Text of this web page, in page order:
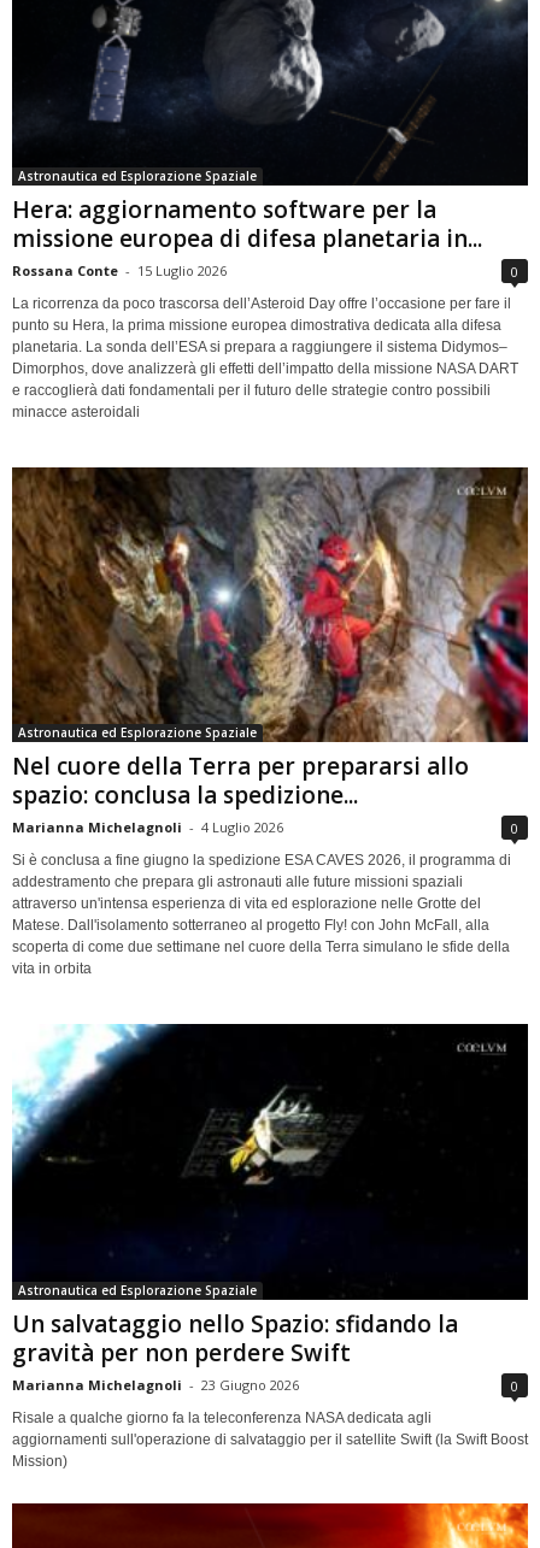
Astronautica ed Esplorazione Spaziale
Hera: aggiornamento software per la
missione europea di difesa planetaria in...
Rossana Conte - 15 Luglio 2026 0
La ricorrenza da poco trascorsa dell’Asteroid Day offre l’occasione per fare il
punto su Hera, la prima missione europea dimostrativa dedicata alla difesa
planetaria. La sonda dell’ESA si prepara a raggiungere il sistema Didymos–
Dimorphos, dove analizzerà gli effetti dell’impatto della missione NASA DART
e raccoglierà dati fondamentali per il futuro delle strategie contro possibili
minacce asteroidali
Astronautica ed Esplorazione Spaziale
Nel cuore della Terra per prepararsi allo
spazio: conclusa la spedizione...
Marianna Michelagnoli - 4 Luglio 2026 0
Si è conclusa a fine giugno la spedizione ESA CAVES 2026, il programma di
addestramento che prepara gli astronauti alle future missioni spaziali
attraverso un'intensa esperienza di vita ed esplorazione nelle Grotte del
Matese. Dall'isolamento sotterraneo al progetto Fly! con John McFall, alla
scoperta di come due settimane nel cuore della Terra simulano le sfide della
vita in orbita
Astronautica ed Esplorazione Spaziale
Un salvataggio nello Spazio: sfidando la
gravità per non perdere Swift
Marianna Michelagnoli - 23 Giugno 2026 0
Risale a qualche giorno fa la teleconferenza NASA dedicata agli
aggiornamenti sull'operazione di salvataggio per il satellite Swift (la Swift Boost
Mission)